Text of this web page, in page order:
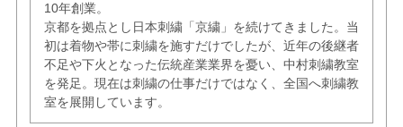
10年創業。
京都を拠点とし日本刺繍「京繍」を続けてきました。当
初は着物や帯に刺繍を施すだけでしたが、近年の後継者
不足や下火となった伝統産業業界を憂い、中村刺繍教室
を発足。現在は刺繍の仕事だけではなく、全国へ刺繍教
室を展開しています。